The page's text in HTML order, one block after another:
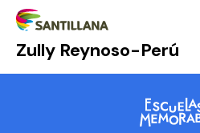
Zully Reynoso-Perú